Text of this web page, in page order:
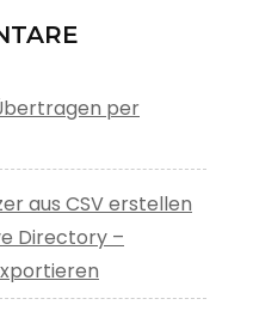
per
aus CSV erstellen
Directory –